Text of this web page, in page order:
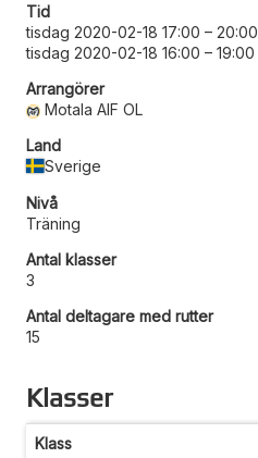
Tid
tisdag 2020-02-18 17:00 – 20:00
tisdag 2020-02-18 16:00 – 19:00
Arrangörer
Motala AIF OL
Land
Sverige
Nivå
Träning
Antal klasser
3
Antal deltagare med rutter
15
Klasser
Klass